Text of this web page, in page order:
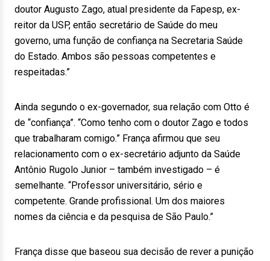
doutor Augusto Zago, atual presidente da Fapesp, ex-
reitor da USP, então secretário de Saúde do meu
governo, uma função de confiança na Secretaria Saúde
do Estado. Ambos são pessoas competentes e
respeitadas.”
Ainda segundo o ex-governador, sua relação com Otto é
de “confiança”. “Como tenho com o doutor Zago e todos
que trabalharam comigo.” França afirmou que seu
relacionamento com o ex-secretário adjunto da Saúde
Antônio Rugolo Junior – também investigado – é
semelhante. “Professor universitário, sério e
competente. Grande profissional. Um dos maiores
nomes da ciência e da pesquisa de São Paulo.”
França disse que baseou sua decisão de rever a punição